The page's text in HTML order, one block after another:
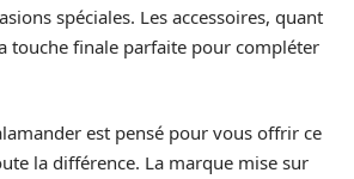
spéciales. Les accessoires, quant
touche finale parfaite pour compléter
est pensé pour vous offrir ce
la différence. La marque mise sur